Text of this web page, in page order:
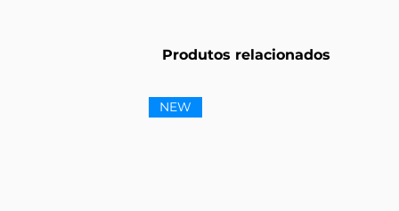
Produtos relacionados
NEW